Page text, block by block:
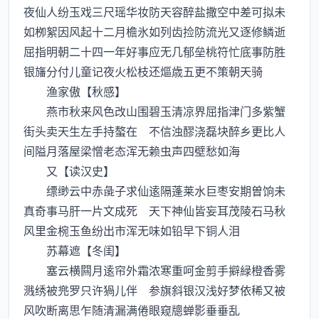
夜仙人纷玉戏三尺瑶华妆防天容醉盐撒空中差可拟未
如栁絮因风起十二月檐氷如列齿捡防流光又逐修鳞逝
屈指明朝二十四一年好事应无几郁垒桃符忙底事防胜
银旛分付儿童记夜火松枝还熰歳五更不策朝天骑
渔家傲【秋感】
燕市秋来风色改山围碧玉清凉界屈指津门多紫蟹
街头卖天生左手持螯在 不信浊醪浇磊块醉乡更比人
间隘月落屋梁憎老态浑无赖虫声四壁愁如海
又【读汉史】
缥缈云中赤彘子求仙逺隔蓬莱水巨枣安期曽饷未
真奇事马肝一片文成死 天下神仙皆妄耳茂陵石马秋
风里金椀玉鱼纷出市浑无味如铅早下铜人泪
苏幕遮【冬闺】
塞云横闗月逺帘外霜浓寒重呵金剪手擗緑橙香雾
溅绣被兠罗只许猧儿伴 参旗斜银汉浅好梦依稀又被
风吹断离思乍随清漏满倦眼窥牕蝉影垂垂乱